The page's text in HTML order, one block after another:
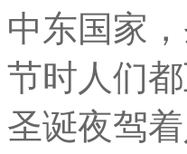
中东国家
节时人们
圣诞夜驾